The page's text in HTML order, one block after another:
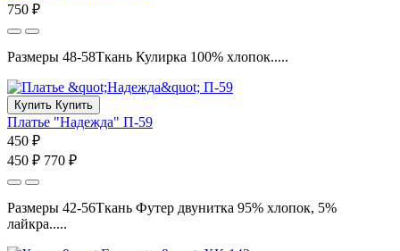
750 ₽
Размеры 48-58Ткань Кулирка 100% хлопок.....
Купить Купить
Платье "Надежда" П-59
450 ₽
450 ₽ 770 ₽
Размеры 42-56Ткань Футер двунитка 95% хлопок, 5%
лайкра.....